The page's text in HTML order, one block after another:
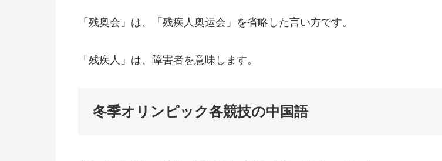
「残奥会」は、「残疾人奥运会」を省略した言い方です。
「残疾人」は、障害者を意味します。
冬季オリンピック各競技の中国語